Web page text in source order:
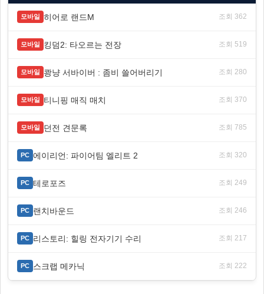
모바일 히어로 랜드M 조회 362
모바일 킹덤2: 타오르는 전장 조회 519
모바일 쾅냥 서바이버 : 좀비 쓸어버리기 조회 280
모바일 티니핑 매직 매치 조회 370
모바일 던전 견문록 조회 785
PC 에이리언: 파이어팀 엘리트 2 조회 320
PC 테로포즈 조회 249
PC 랜치바운드 조회 246
PC 리스토리: 힐링 전자기기 수리 조회 217
PC 스크랩 메카닉 조회 222